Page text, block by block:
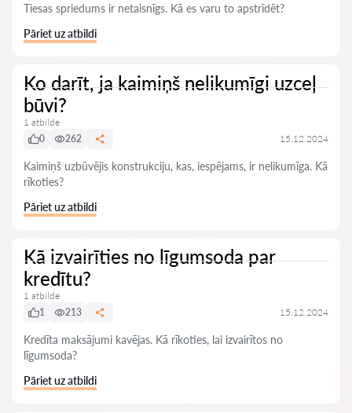
Tiesas spriedums ir netaisnīgs. Kā es varu to apstrīdēt?
Pāriet uz atbildi
Ko darīt, ja kaimiņš nelikumīgi uzceļ
būvi?
1 atbilde
0
262 15.12.2024
Kaimiņš uzbūvējis konstrukciju, kas, iespējams, ir nelikumīga. Kā
rīkoties?
Pāriet uz atbildi
Kā izvairīties no līgumsoda par
kredītu?
1 atbilde
1
213 15.12.2024
Kredīta maksājumi kavējas. Kā rīkoties, lai izvairītos no
līgumsoda?
Pāriet uz atbildi